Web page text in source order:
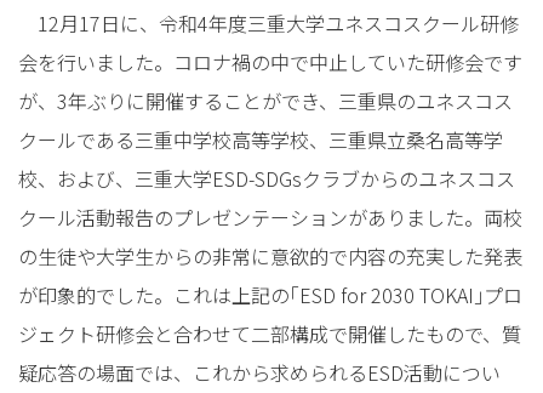
12月17日に、令和4年度三重大学ユネスコスクール研修
会を行いました。コロナ禍の中で中止していた研修会です
が、3年ぶりに開催することができ、三重県のユネスコス
クールである三重中学校高等学校、三重県立桑名高等学
校、および、三重大学ESD-SDGsクラブからのユネスコス
クール活動報告のプレゼンテーションがありました。両校
の生徒や大学生からの非常に意欲的で内容の充実した発表
が印象的でした。これは上記の｢ESD for 2030 TOKAI｣プロ
ジェクト研修会と合わせて二部構成で開催したもので、質
疑応答の場面では、これから求められるESD活動につい